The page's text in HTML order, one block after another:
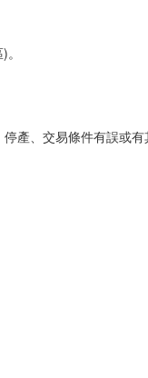
產、交易條件有誤或